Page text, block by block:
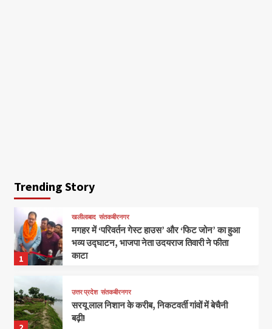
Trending Story
1
खलीलाबाद संतकबीरनगर
मगहर में ‘परिवर्तन गेस्ट हाउस’ और ‘फिट जोन’ का हुआ
भव्य उद्घाटन, भाजपा नेता उदयराज तिवारी ने फीता
काटा
उत्तर प्रदेश संतकबीरनगर
सरयू लाल निशान के करीब, निकटवर्ती गांवों में बेचैनी
बढ़ी!